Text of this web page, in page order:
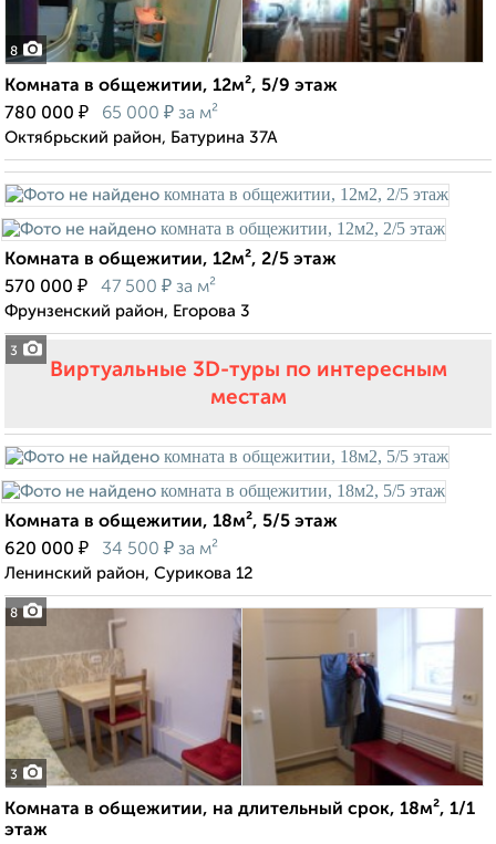
8
Комната в общежитии, 12м², 5/9 этаж
780 000 ₽ 65 000 ₽ за м²
Октябрьский район, Батурина 37А
3
Комната в общежитии, 12м², 2/5 этаж
570 000 ₽ 47 500 ₽ за м²
Фрунзенский район, Егорова 3
Виртуальные 3D-туры по интересным
местам
8
Комната в общежитии, 18м², 5/5 этаж
620 000 ₽ 34 500 ₽ за м²
Ленинский район, Сурикова 12
3
Комната в общежитии, на длительный срок, 18м², 1/1
этаж